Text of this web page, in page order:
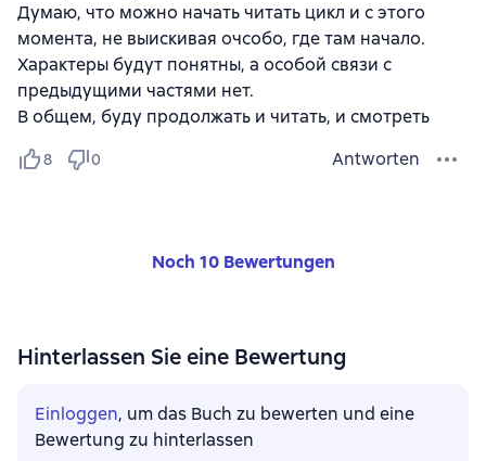
Думаю, что можно начать читать цикл и с этого
момента, не выискивая очсобо, где там начало.
Характеры будут понятны, а особой связи с
предыдущими частями нет.
В общем, буду продолжать и читать, и смотреть
8 0 Antworten
Noch 10 Bewertungen
Hinterlassen Sie eine Bewertung
Einloggen, um das Buch zu bewerten und eine
Bewertung zu hinterlassen